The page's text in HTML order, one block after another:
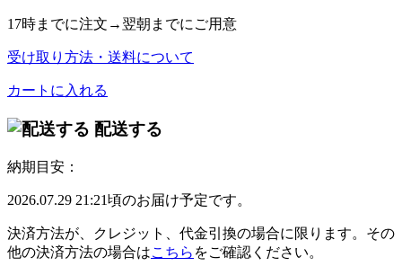
17時までに注文→ 翌朝 までにご用意
受け取り方法・送料について
カートに入れる
配送する
納期目安：
2026.07.29 21:21頃のお届け予定です。
決済方法が、クレジット、代金引換の場合に限ります。その
他の決済方法の場合はこちら をご確認ください。